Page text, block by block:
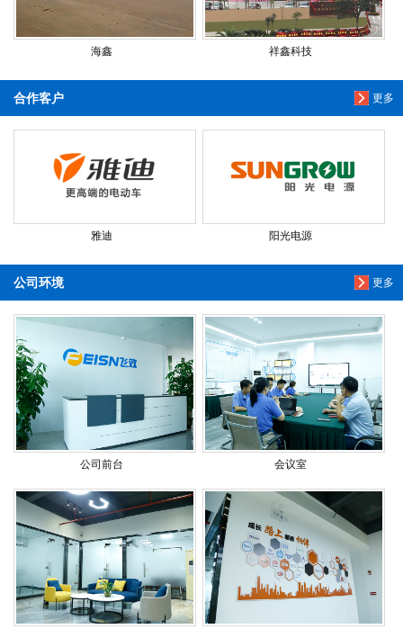
海鑫 祥鑫科技
更多
合作客户
雅迪 阳光电源
更多
公司环境
公司前台 会议室